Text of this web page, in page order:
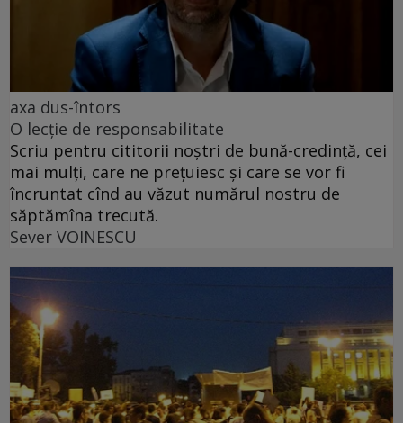
axa dus-întors
O lecție de responsabilitate
Scriu pentru cititorii noștri de bună-credință, cei
mai mulți, care ne prețuiesc și care se vor fi
încruntat cînd au văzut numărul nostru de
săptămîna trecută.
Sever VOINESCU